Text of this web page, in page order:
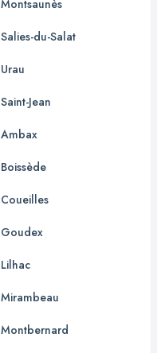
Montsaunès
Salies-du-Salat
Urau
Saint-Jean
Ambax
Boissède
Coueilles
Goudex
Lilhac
Mirambeau
Montbernard